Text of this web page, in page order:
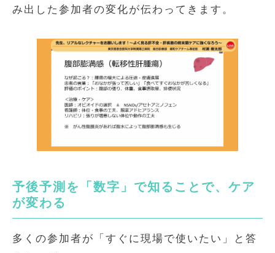
み出した参加者の変化が伝わってきます。
予後予測を「数字」で知ることで、ケア
が変わる
多くの参加者が「すぐに現場で使いたい」と答